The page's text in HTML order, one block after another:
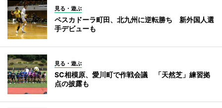
見る・遊ぶ
ペスカドーラ町田、北九州に逆転勝ち 新外国人選
手デビューも
見る・遊ぶ
SC相模原、愛川町で作戦会議 「天然芝」練習拠
点の披露も